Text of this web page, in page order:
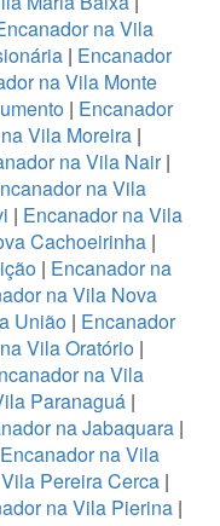
na Vila
| Encanador
na Vila Monte
| Encanador
Vila Moreira|
na Vila Nair|
na Vila
| Encanador na Vila
Cachoeirinha |
| Encanador na
na Vila Nova
União | Encanador
Vila Oratório |
na Vila
Paranaguá|
na Jabaquara |
Encanador na Vila
Pereira Cerca|
na Vila Pierina|